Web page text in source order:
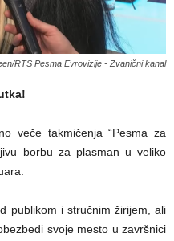
RTS Pesma Evrovizije - Zvanični kanal
veče takmičenja “Pesma za
borbu za plasman u veliko
publikom i stručnim žirijem, ali
svoje mesto u završnici